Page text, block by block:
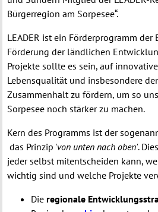
Bürgerregion am Sorpesee“.
LEADER ist ein Förderprogramm
Förderung der ländlichen
Projekte sollte es sein, auf
Lebensqualität und insbesondere
Zusammenhalt zu fördern, um so
Sorpesee noch stärker zu machen.
Kern des Programms ist der
das Prinzip 'von unten nach oben'.
jeder selbst mitentscheiden kann,
wichtig sind und welche Projekte
Dieregionale